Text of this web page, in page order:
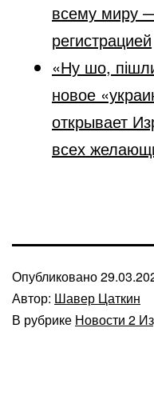
всему миру
регистрацией
«Ну шо,
новое
открывает
всех
Опубликовано
Автор: Шавер Цаткин
В рубрике Новости 2